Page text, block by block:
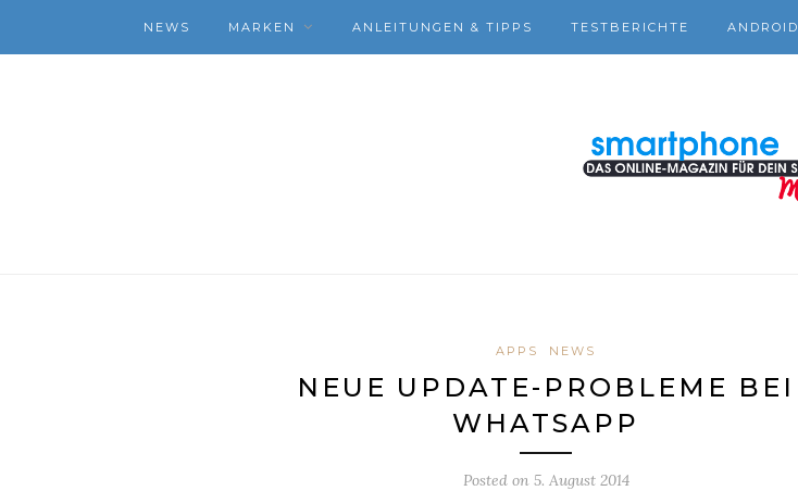
NEWS MARKEN ANLEITUNGEN & TIPPS TESTBERICHTE ANDROID
APPS NEWS
NEUE UPDATE-PROBLEME BEI
WHATSAPP
Posted on 5. August 2014